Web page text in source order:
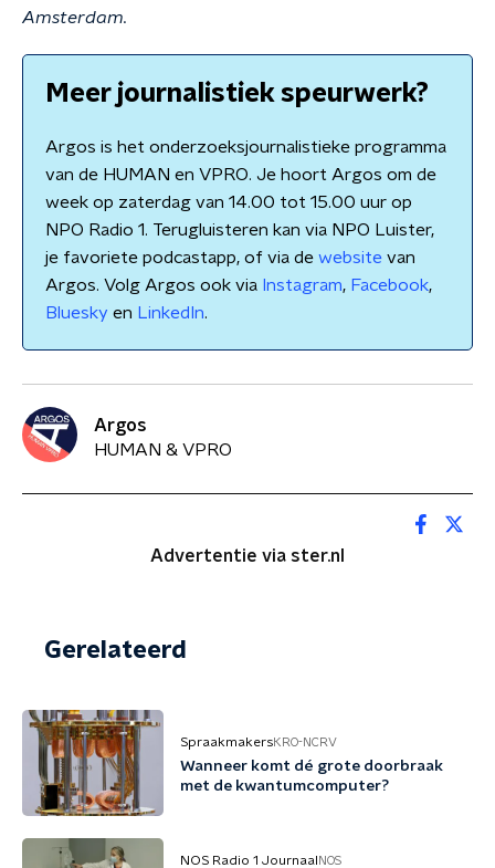
Amsterdam.
Meer journalistiek speurwerk?
Argos is het onderzoeksjournalistieke programma
van de HUMAN en VPRO. Je hoort Argos om de
week op zaterdag van 14.00 tot 15.00 uur op
NPO Radio 1. Terugluisteren kan via NPO Luister,
je favoriete podcastapp, of via de website van
Argos. Volg Argos ook via Instagram, Facebook,
Bluesky en LinkedIn.
Argos
HUMAN & VPRO
Advertentie via ster.nl
Gerelateerd
SpraakmakersKRO-NCRV
Wanneer komt dé grote doorbraak
met de kwantumcomputer?
NOS Radio 1 Journaal NOS